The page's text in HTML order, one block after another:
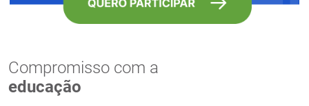
Compromisso com a
educação